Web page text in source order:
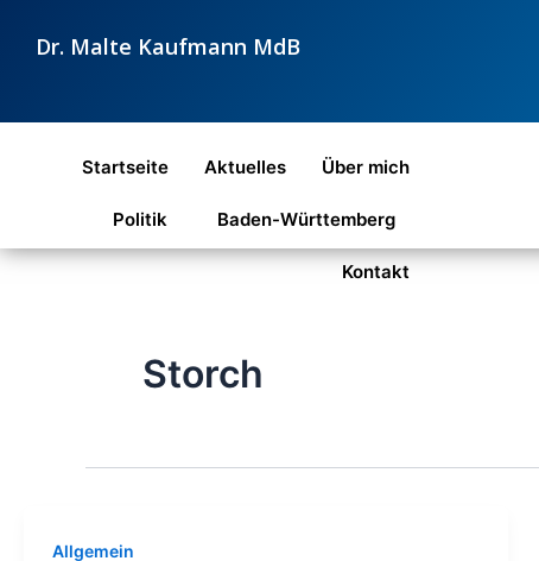
InhaltDr. Malte Kaufmann MdB
Startseite Aktuelles Über mich
Politik Baden-Württemberg
Kontakt
Storch
Allgemein